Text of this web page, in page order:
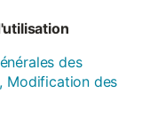
des
Modification des